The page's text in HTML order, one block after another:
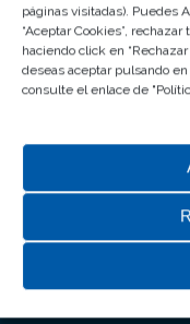
páginas visitadas). Puedes
“Aceptar Cookies”,
haciendo click en
deseas aceptar pulsando en
consulte el enlace de "
domingos de
cine y festivos y